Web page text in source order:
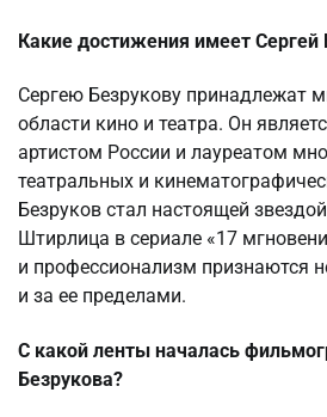
Какие достижения имеет Сергей
Сергею Безрукову принадлежат
области кино и театра. Он
артистом России и лауреатом
театральных и
Безруков стал настоящей
Штирлица в сериале «17
и профессионализм признаются
и за ее пределами.
С какой ленты началась
Безрукова?